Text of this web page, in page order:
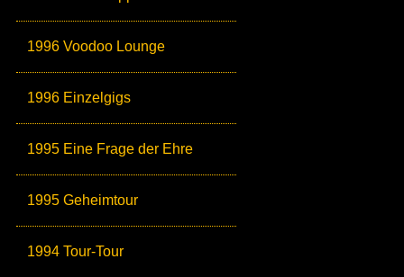
1996 Voodoo Lounge
1996 Einzelgigs
1995 Eine Frage der Ehre
1995 Geheimtour
1994 Tour-Tour